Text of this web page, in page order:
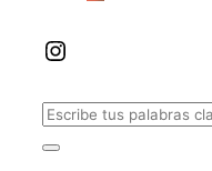
Instagram
Buscar:
Alternar